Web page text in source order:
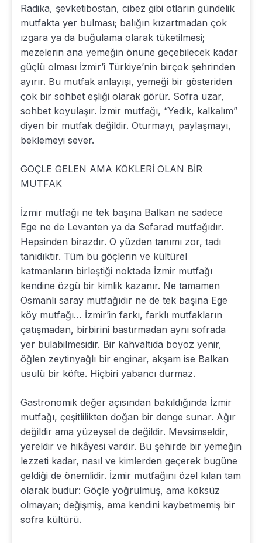
Radika, şevketibostan, cibez gibi otların gündelik
mutfakta yer bulması; balığın kızartmadan çok
ızgara ya da buğulama olarak tüketilmesi;
mezelerin ana yemeğin önüne geçebilecek kadar
güçlü olması İzmir’i Türkiye’nin birçok şehrinden
ayırır. Bu mutfak anlayışı, yemeği bir gösteriden
çok bir sohbet eşliği olarak görür. Sofra uzar,
sohbet koyulaşır. İzmir mutfağı, “Yedik, kalkalım”
diyen bir mutfak değildir. Oturmayı, paylaşmayı,
beklemeyi sever.
GÖÇLE GELEN AMA KÖKLERİ OLAN BİR
MUTFAK
İzmir mutfağı ne tek başına Balkan ne sadece
Ege ne de Levanten ya da Sefarad mutfağıdır.
Hepsinden birazdır. O yüzden tanımı zor, tadı
tanıdıktır. Tüm bu göçlerin ve kültürel
katmanların birleştiği noktada İzmir mutfağı
kendine özgü bir kimlik kazanır. Ne tamamen
Osmanlı saray mutfağıdır ne de tek başına Ege
köy mutfağı… İzmir’in farkı, farklı mutfakların
çatışmadan, birbirini bastırmadan aynı sofrada
yer bulabilmesidir. Bir kahvaltıda boyoz yenir,
öğlen zeytinyağlı bir enginar, akşam ise Balkan
usulü bir köfte. Hiçbiri yabancı durmaz.
Gastronomik değer açısından bakıldığında İzmir
mutfağı, çeşitlilikten doğan bir denge sunar. Ağır
değildir ama yüzeysel de değildir. Mevsimseldir,
yereldir ve hikâyesi vardır. Bu şehirde bir yemeğin
lezzeti kadar, nasıl ve kimlerden geçerek bugüne
geldiği de önemlidir. İzmir mutfağını özel kılan tam
olarak budur: Göçle yoğrulmuş, ama köksüz
olmayan; değişmiş, ama kendini kaybetmemiş bir
sofra kültürü.